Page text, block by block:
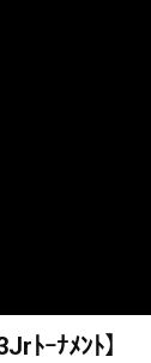
ﾄｰﾅﾒﾝﾄ】